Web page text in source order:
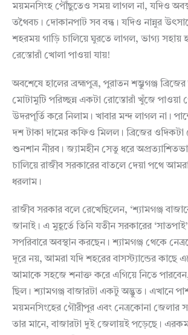
ময়মনসিংহ পৌঁছুতেও সময় লাগল না, যদিও
তথৈবচ। দোকানপাট সব বন্ধ। যদিও নান্নুর
শহরময় গাড়ি চালিয়ে ঘুরতে লাগল, ভাগ্য সহায়
রেস্তোরাঁ খোলা পাওয়া যায়!
অবশেষে হালের ব্রহ্মপুত্র, পুরাতন শম্ভুগঞ্জ
মোটামুটি পরিচ্ছন্ন একটা রোস্তোরাঁ খুঁজে
উদরপূর্তি করে নিলাম। খাবার মন্দ লাগল না।
দশ টাকা দামের কফিও মিলল। ব্রিজের ওদিকটা
শুনশান নীরব। জ্যামহীন সেতু ধরে
চালিয়ে রাজীব সরকারের বাতলে দেয়া পথে
ধরলাম।
রাজীব সরকার বলে রেখেছিলেন, ‘শ্যামগঞ্জ
জানাই। এ মুহূর্তে তিনি যতীন সরকারের
সপরিবারে অবস্থান করছেন। শ্যামগঞ্জ থেকে
দূরে নয়, আমরা যদি শহরের বাসস্ট্যান্ডের কাছে
আমাকে সহজে শনাক্ত করে এগিয়ে নিতে
ছিল। শ্যামগঞ্জ বাজারটা একটু অদ্ভুত। এখানে
ময়মনসিংহের গৌরীপুর এবং নেত্রকোনা জেলার
তার মানে, বাজারটা দুই জেলায়ই পড়েছে।